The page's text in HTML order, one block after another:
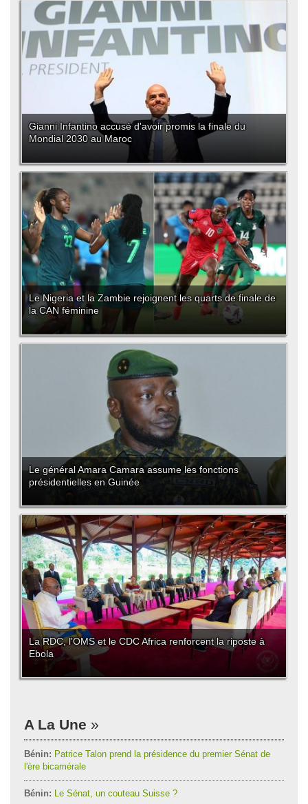
Gianni Infantino accusé d'avoir promis la finale du
Mondial 2030 au Maroc
Le Nigeria et la Zambie rejoignent les quarts de finale de
la CAN féminine
Le général Amara Camara assume les fonctions
présidentielles en Guinée
La RDC, l'OMS et le CDC Africa renforcent la riposte à
Ebola
A La Une
Bénin: Patrice Talon prend la présidence du premier Sénat de
l'ère bicamérale
Bénin: Le Sénat, un couteau Suisse ?